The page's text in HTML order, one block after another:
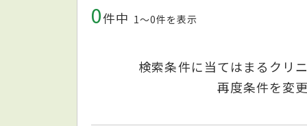
0件中 1〜0件を表示
検索条件に当てはまるクリ
再度条件を変